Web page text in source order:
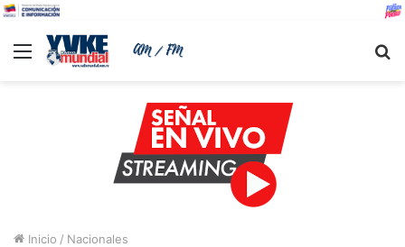
Menu
Inicio / Nacionales